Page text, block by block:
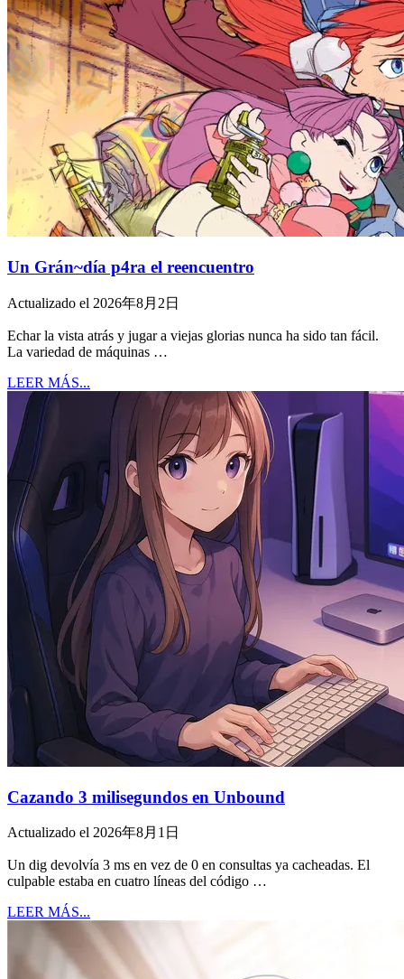
Un Grán~día p4ra el reencuentro
Actualizado el 2026年8月2日
Echar la vista atrás y jugar a viejas glorias nunca ha sido tan fácil.
La variedad de máquinas …
LEER MÁS...
Cazando 3 milisegundos en Unbound
Actualizado el 2026年8月1日
Un dig devolvía 3 ms en vez de 0 en consultas ya cacheadas. El
culpable estaba en cuatro líneas del código …
LEER MÁS...